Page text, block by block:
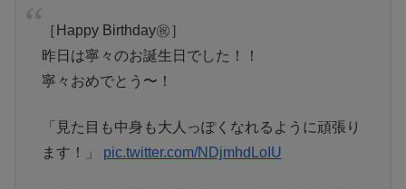
［Happy Birthday㊗️］
昨日は寧々のお誕生日でした！！
寧々おめでとう〜！
「見た目も中身も大人っぽくなれるように頑張り
ます！」 pic.twitter.com/NDjmhdLoIU